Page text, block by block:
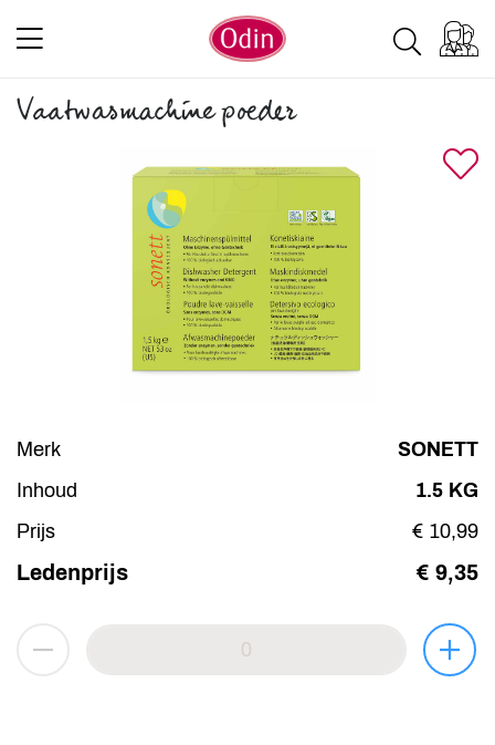
Vaatwasmachine poeder
Merk
SONETT
Inhoud
1.5 KG
Prijs
€ 10,99
Ledenprijs € 9,35